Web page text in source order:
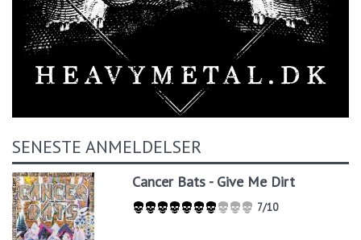
SENESTE ANMELDELSER
Cancer Bats - Give Me Dirt
7/10